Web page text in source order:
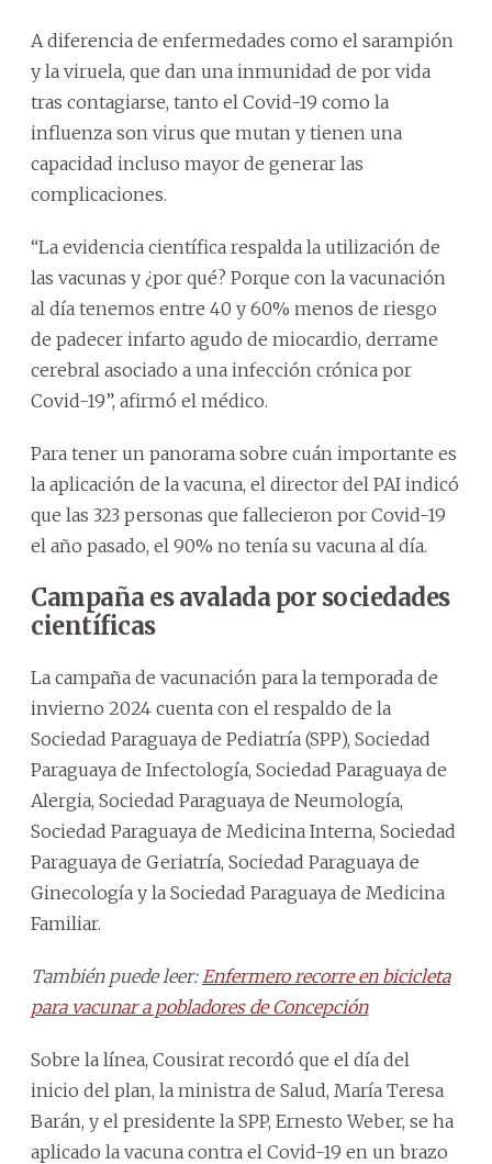
A diferencia de enfermedades como el sarampión
y la viruela, que dan una inmunidad de por vida
tras contagiarse, tanto el Covid-19 como la
influenza son virus que mutan y tienen una
capacidad incluso mayor de generar las
complicaciones.
“La evidencia científica respalda la utilización de
las vacunas y ¿por qué? Porque con la vacunación
al día tenemos entre 40 y 60% menos de riesgo
de padecer infarto agudo de miocardio, derrame
cerebral asociado a una infección crónica por
Covid-19”, afirmó el médico.
Para tener un panorama sobre cuán importante es
la aplicación de la vacuna, el director del PAI indicó
que las 323 personas que fallecieron por Covid-19
el año pasado, el 90% no tenía su vacuna al día.
Campaña es avalada por sociedades
científicas
La campaña de vacunación para la temporada de
invierno 2024 cuenta con el respaldo de la
Sociedad Paraguaya de Pediatría (SPP), Sociedad
Paraguaya de Infectología, Sociedad Paraguaya de
Alergia, Sociedad Paraguaya de Neumología,
Sociedad Paraguaya de Medicina Interna, Sociedad
Paraguaya de Geriatría, Sociedad Paraguaya de
Ginecología y la Sociedad Paraguaya de Medicina
Familiar.
También puede leer: Enfermero recorre en bicicleta
para vacunar a pobladores de Concepción
Sobre la línea, Cousirat recordó que el día del
inicio del plan, la ministra de Salud, María Teresa
Barán, y el presidente la SPP, Ernesto Weber, se ha
aplicado la vacuna contra el Covid-19 en un brazo